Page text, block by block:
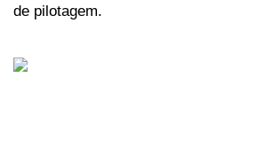
de pilotagem.